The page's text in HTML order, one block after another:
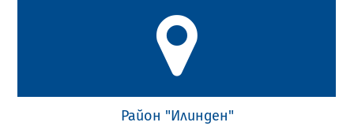
Район "Илинден"